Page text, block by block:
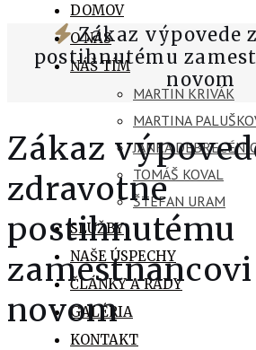
DOMOV
O NÁS
NÁŠ TÍM
MARTIN KRIVÁK
MARTINA
JANKA
TOMÁŠ KOVAL
ŠTEFAN URAM
SLUŽBY
NAŠE ÚSPECHY
ČLÁNKY A RADY
GALÉRIA
KONTAKT
Zákaz výpovede
postihnutému
novom
Zákaz
zdravotne
postihnutému
novom